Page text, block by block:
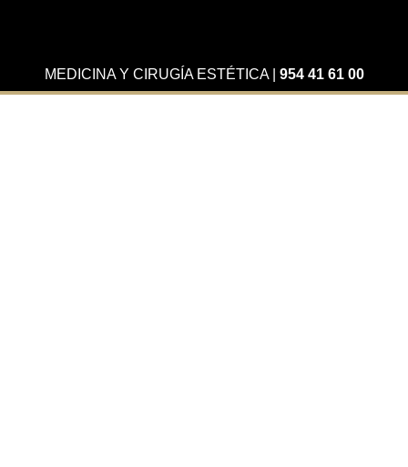
MEDICINA Y CIRUGÍA ESTÉTICA| 954 41 61 00